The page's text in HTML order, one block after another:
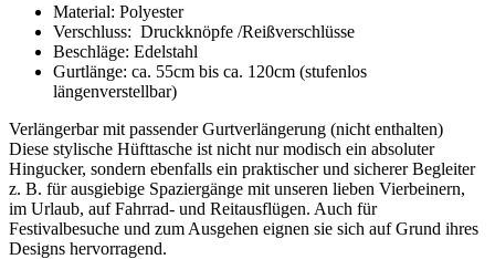
Material: Polyester
Verschluss: Druckknöpfe /Reißverschlüsse
Beschläge: Edelstahl
Gurtlänge: ca. 55cm bis ca. 120cm (stufenlos
längenverstellbar)
Verlängerbar mit passender Gurtverlängerung (nicht enthalten)
Diese stylische Hüfttasche ist nicht nur modisch ein absoluter
Hingucker, sondern ebenfalls ein praktischer und sicherer Begleiter
z. B. für ausgiebige Spaziergänge mit unseren lieben Vierbeinern,
im Urlaub, auf Fahrrad- und Reitausflügen. Auch für
Festivalbesuche und zum Ausgehen eignen sie sich auf Grund ihres
Designs hervorragend.